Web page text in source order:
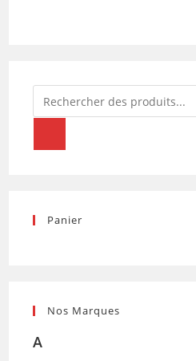
Recherche
de
Panier
Nos Marques
A